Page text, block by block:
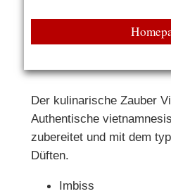
Der kulinarische Zauber
Authentische
zubereitet und mit dem
Düften.
Imbiss